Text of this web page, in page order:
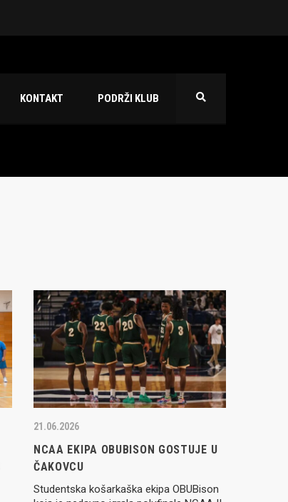
KONTAKT PODRŽI KLUB
21.06.2026
NCAA EKIPA OBUBISON GOSTUJE U
ČAKOVCU
Studentska košarkaška ekipa OBUBison